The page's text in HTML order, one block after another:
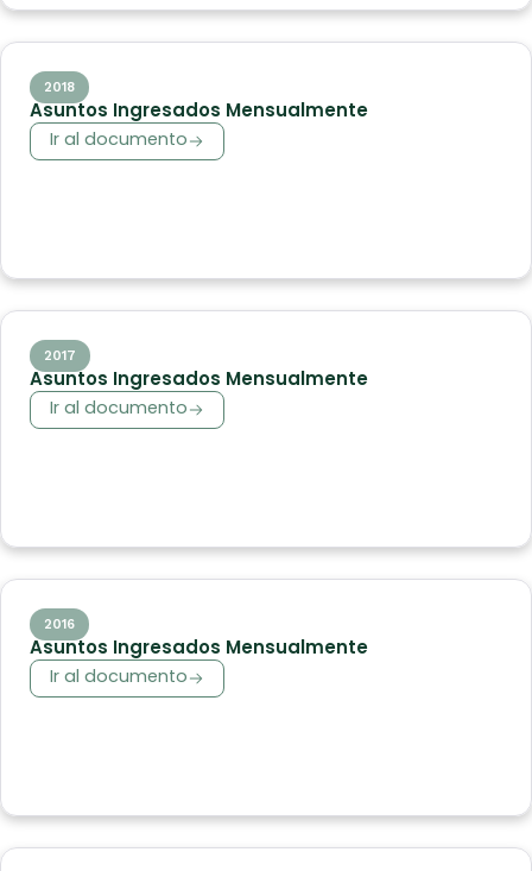
2018
Asuntos Ingresados Mensualmente
Ir al documento
2017
Asuntos Ingresados Mensualmente
Ir al documento
2016
Asuntos Ingresados Mensualmente
Ir al documento